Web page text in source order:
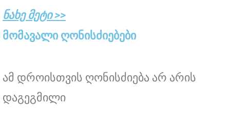
ნახე მეტი >>
მომავალი ღონისძიებები
ამ დროისთვის ღონისძიება არ არის
დაგეგმილი